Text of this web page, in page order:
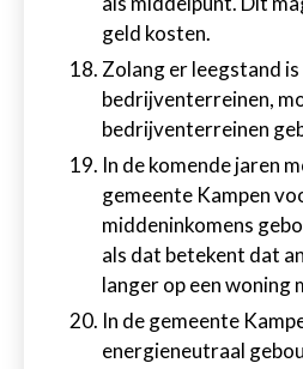
geld kosten.
Zolang er leegstand
bedrijventerreinen,
bedrijventerreinen
In de komende jaren
gemeente Kampen
middeninkomens
als dat betekent dat
langer op een woning
In de gemeente
energieneutraal